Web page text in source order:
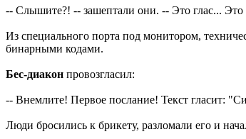
-- Слышите?! -- зашептали они. -- Это глас... Это
Из специального порта под монитором,
бинарными кодами.
Бес-диакон провозгласил:
-- Внемлите! Первое послание! Текст гласит:
Люди бросились к брикету, разломали его и